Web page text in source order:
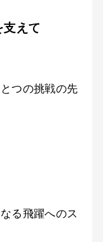
支えて
つの挑戦の先
る飛躍へのス